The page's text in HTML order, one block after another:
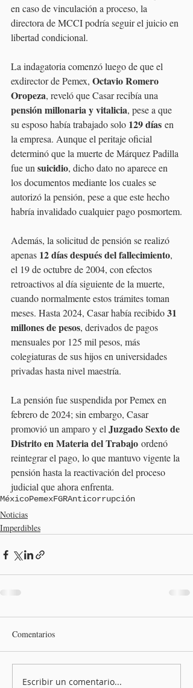
en caso de vinculación a proceso, la
directora de MCCI podría seguir el juicio en
libertad condicional.
La indagatoria comenzó luego de que el
exdirector de Pemex, Octavio Romero
Oropeza, reveló que Casar recibía una
pensión millonaria y vitalicia, pese a que
su esposo había trabajado solo 129 días en
la empresa. Aunque el peritaje oficial
determinó que la muerte de Márquez Padilla
fue un suicidio, dicho dato no aparece en
los documentos mediante los cuales se
autorizó la pensión, pese a que este hecho
habría invalidado cualquier pago posmortem.
Además, la solicitud de pensión se realizó
apenas 12 días después del fallecimiento,
el 19 de octubre de 2004, con efectos
retroactivos al día siguiente de la muerte,
cuando normalmente estos trámites toman
meses. Hasta 2024, Casar había recibido 31
millones de pesos, derivados de pagos
mensuales por 125 mil pesos, más
colegiaturas de sus hijos en universidades
privadas hasta nivel maestría.
La pensión fue suspendida por Pemex en
febrero de 2024; sin embargo, Casar
promovió un amparo y el Juzgado Sexto de
Distrito en Materia del Trabajo ordenó
reintegrar el pago, lo que mantuvo vigente la
pensión hasta la reactivación del proceso
judicial que ahora enfrenta.
MéxicoPemexFGRAnticorrupción
Noticias
Imperdibles
Comentarios
Escribir un comentario...